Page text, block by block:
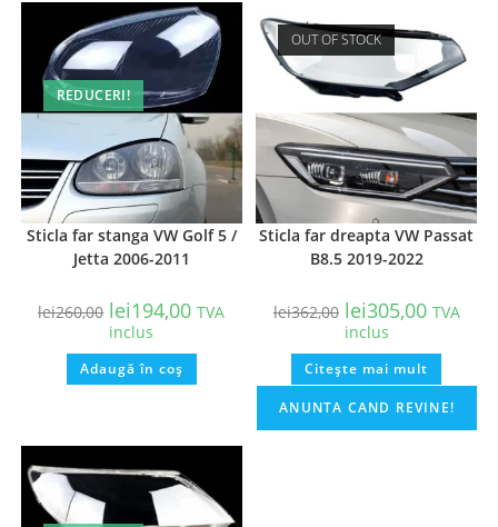
REDUCERI!
Sticla far stanga VW Golf 5 /
Jetta 2006-2011
lei260,00 lei194,00 TVA
inclus
Adaugă în coș
OUT OF STOCK
Sticla far dreapta VW Passat
B8.5 2019-2022
lei362,00 lei305,00 TVA
inclus
Citește mai mult